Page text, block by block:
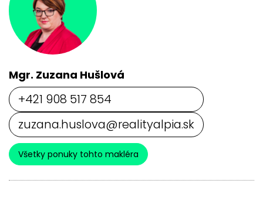
Mgr. Zuzana Hušlová
+421 908 517 854
zuzana.huslova@realityalpia.sk
Všetky ponuky tohto makléra